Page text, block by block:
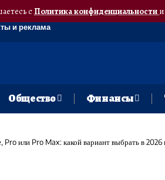
сПолитика конфиденциальностии
и реклама
Общество Финансы
Pro или Pro Max: какой вариант выбрать в 2026